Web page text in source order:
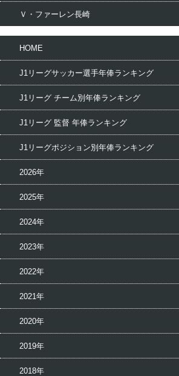
Ｖ・ファーレン長崎
HOME
J1リーグサッカー選手年俸ランキング
J1リーグ チーム別年俸ランキング
J1リーグ 監督 年俸ランキング
J1リーグポジション別年俸ランキング
2026年
2025年
2024年
2023年
2022年
2021年
2020年
2019年
2018年